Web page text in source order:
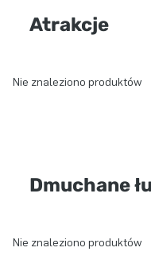
Atrakcje
Nie znaleziono produktów
Dmuchane
Nie znaleziono produktów